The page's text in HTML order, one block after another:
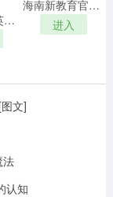
地平线航空英语app手机版
海南新教育官方版
进入
文]
法
认知